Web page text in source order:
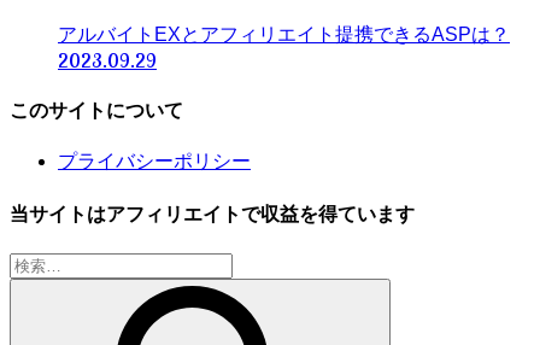
アルバイトEXとアフィリエイト提携できるASPは？
2023.09.29
このサイトについて
プライバシーポリシー
当サイトはアフィリエイトで収益を得ています
検
索: